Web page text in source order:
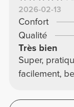
2026-02-13
Confort
Qualité
Très bien
Super,
facilement,